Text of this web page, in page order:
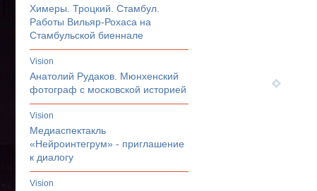
Химеры. Троцкий. Стамбул.
Работы Вильяр-Рохаса на
Стамбульской биеннале
vision
Анатолий Рудаков. Мюнхенский
фотограф с московской историей
vision
Медиаспектакль
«Нейроинтегрум» - приглашение
к диалогу
vision